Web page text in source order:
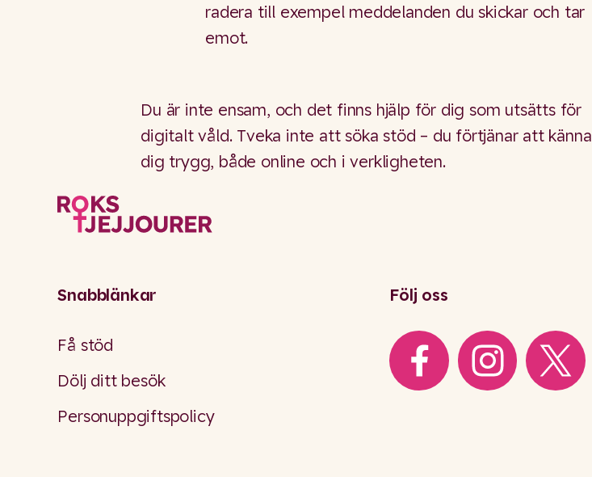
radera till exempel meddelanden du skickar och tar
emot.
Du är inte ensam, och det finns hjälp för dig som utsätts för
digitalt våld. Tveka inte att söka stöd – du förtjänar att känna
dig trygg, både online och i verkligheten.
Snabblänkar
Få stöd
Dölj ditt besök
Personuppgiftspolicy
Följ oss